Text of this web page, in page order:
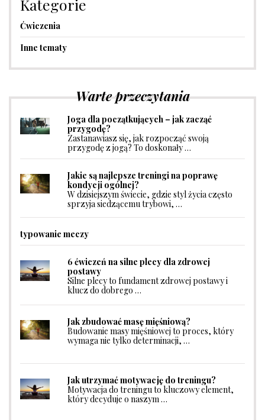
Kategorie
Ćwiczenia
Inne tematy
Warte przeczytania
Joga dla początkujących – jak zacząć
przygodę?
Zastanawiasz się, jak rozpocząć swoją
przygodę z jogą? To doskonały …
Jakie są najlepsze treningi na poprawę
kondycji ogólnej?
W dzisiejszym świecie, gdzie styl życia często
sprzyja siedzącemu trybowi, …
typowanie meczy
6 ćwiczeń na silne plecy dla zdrowej
postawy
Silne plecy to fundament zdrowej postawy i
klucz do dobrego …
Jak zbudować masę mięśniową?
Budowanie masy mięśniowej to proces, który
wymaga nie tylko determinacji, …
Jak utrzymać motywację do treningu?
Motywacja do treningu to kluczowy element,
który decyduje o naszym …